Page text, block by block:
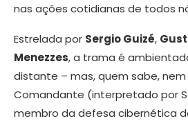
nas ações cotidianas de todos
Estrelada por Sergio Guizé,
Menezzes, a trama é
distante – mas, quem sabe,
Comandante (interpretado por
membro da defesa cibernética